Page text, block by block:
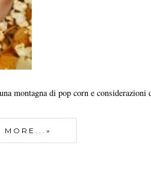
montagna di pop corn e considerazioni
MORE...»